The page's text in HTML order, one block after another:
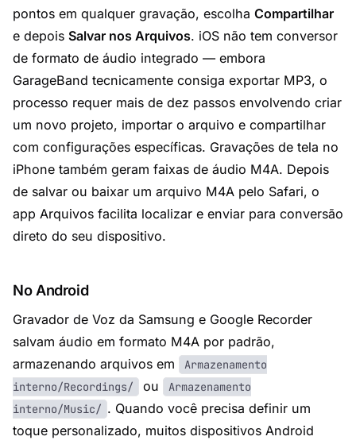
pontos em qualquer gravação, escolha Compartilhar
e depois Salvar nos Arquivos. iOS não tem conversor
de formato de áudio integrado — embora
GarageBand tecnicamente consiga exportar MP3, o
processo requer mais de dez passos envolvendo criar
um novo projeto, importar o arquivo e compartilhar
com configurações específicas. Gravações de tela no
iPhone também geram faixas de áudio M4A. Depois
de salvar ou baixar um arquivo M4A pelo Safari, o
app Arquivos facilita localizar e enviar para conversão
direto do seu dispositivo.
No Android
Gravador de Voz da Samsung e Google Recorder
salvam áudio em formato M4A por padrão,
armazenando arquivos em
Armazenamento
interno/Recordings/
ou
Armazenamento
interno/Music/ . Quando você precisa definir um
toque personalizado, muitos dispositivos Android